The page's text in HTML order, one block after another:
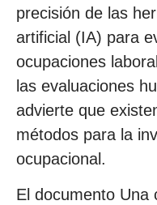
precisión de las
artificial (IA) para
ocupaciones
las evaluaciones
advierte que
métodos para la
ocupacional.
El documento Una